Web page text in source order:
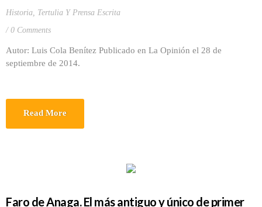
Historia, Tertulia Y Prensa Escrita
0 Comments
Autor: Luis Cola Benítez Publicado en La Opinión el 28 de
septiembre de 2014.
Read More
Faro de Anaga. El más antiguo y único de primer